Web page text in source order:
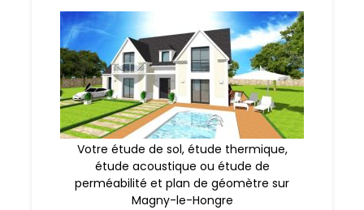
Votre étude de sol, étude thermique,
étude acoustique ou étude de
perméabilité et plan de géomètre sur
Magny-le-Hongre